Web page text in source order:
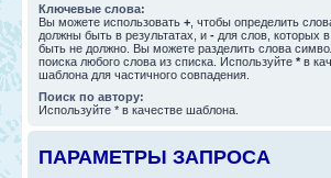
Ключевые слова:
Вы можете использовать + , чтобы определить
должны быть в результатах, и - для слов, которых в
быть не должно. Вы можете разделить слова
поиска любого слова из списка. Используйте * в
шаблона для частичного совпадения.
Поиск по автору:
Используйте * в качестве шаблона.
ПАРАМЕТРЫ ЗАПРОСА